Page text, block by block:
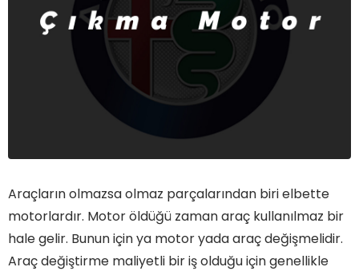
Araçların olmazsa olmaz parçalarından biri elbette
motorlardır. Motor öldüğü zaman araç kullanılmaz bir
hale gelir. Bunun için ya motor yada araç değişmelidir.
Araç değiştirme maliyetli bir iş olduğu için genellikle